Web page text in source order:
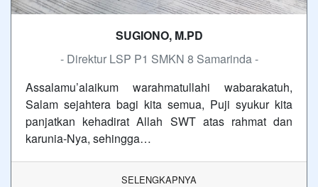
SUGIONO, M.PD
- Direktur LSP P1 SMKN 8 Samarinda -
Assalamu’alaikum warahmatullahi wabarakatuh,
Salam sejahtera bagi kita semua, Puji syukur kita
panjatkan kehadirat Allah SWT atas rahmat dan
karunia-Nya, sehingga…
SELENGKAPNYA